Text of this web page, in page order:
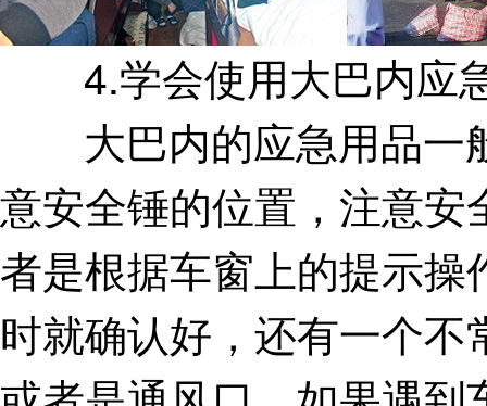
4.学会使用大巴内应
大巴内的应急用品一
意安全锤的位置，注意
者是根据车窗上的提示
时就确认好，还有一个